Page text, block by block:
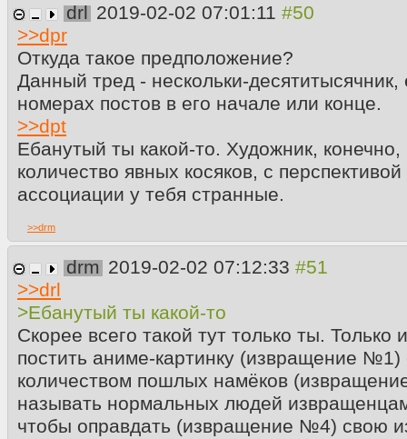
drl 2019-02-02 07:01:11
>>dpr
Откуда такое предположение?
Данный тред - нескольки-
номерах постов в его начале или конце.
>>dpt
Ебанутый ты какой-то. Художник,
количество явных косяков, с
ассоциации у тебя странные.
>>drm
drm 2019-02-02 07:12:33
>>drl
>Ебанутый ты какой-то
Скорее всего такой тут только ты. Только
постить аниме-картинку (извращение
количеством пошлых намёков
называть нормальных людей
чтобы оправдать (извращение №4) свою